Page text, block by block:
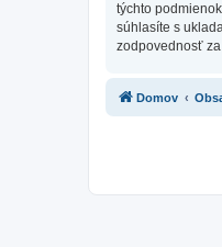
týchto
súhlasíte s
zodpovednosť
Domov